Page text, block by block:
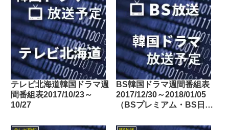
玉・チバテレ・テレビ神奈
川・テレビ大阪・サンテレ
ビ・KBS京都・テレビ愛
知・テレビ北海道）
テレビ北海道韓国ドラマ週
間番組表2017/10/23～
10/27
BS韓国ドラマ週間番組表
2017/12/30～2018/01/05
（BSプレミアム・BS日テ
BSジャパン・BSフジ）